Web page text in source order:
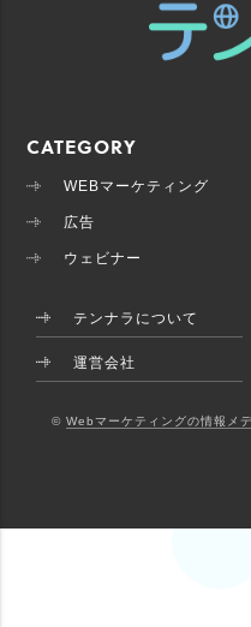
CATEGORY
WEBマーケティング
広告
ウェビナー
テンナラについて
運営会社
© Webマーケティングの情報メ